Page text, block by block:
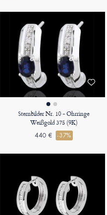
Sternbilder Nr. 10 - Ohrringe
Weißgold 375 (9K)
440 € -37%